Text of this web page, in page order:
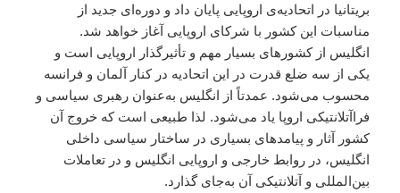
بریتانیا در اتحادیه‌ی اروپایی پایان داد و دوره‌ای جدید از
مناسبات این کشور با شرکای اروپایی آغاز خواهد شد.
انگلیس از کشورهای بسیار مهم و تأثیرگذار اروپایی است و
یکی از سه ضلع قدرت در این اتحادیه در کنار آلمان و فرانسه
محسوب می‌شود. عمدتاً از انگلیس به‌عنوان رهبری سیاسی و
فراآتلانتیکی اروپا یاد می‌شود. لذا طبیعی است که خروج آن
کشور آثار و پیامدهای بسیاری در ساختار سیاسی داخلی
انگلیس، در روابط خارجی و اروپایی انگلیس و در تعاملات
بین‌المللی و آتلانتیکی آن به‌جای گذارد.